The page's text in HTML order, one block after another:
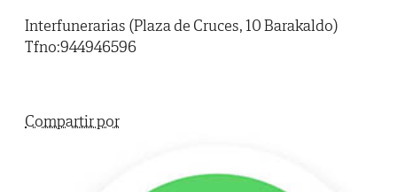
Interfunerarias (Plaza de Cruces, 10 Barakaldo)
Tfno:944946596
Compartir por